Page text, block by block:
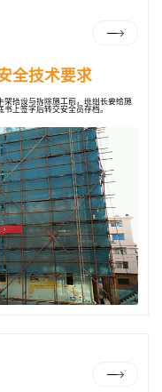
全技术要求
架搭设与拆除施工前，班组长要给施
上签字后转交安全员存档。